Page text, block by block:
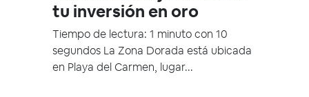
tu inversión en oro
Tiempo de lectura: 1 minuto con 10
segundos La Zona Dorada está ubicada
en Playa del Carmen, lugar...